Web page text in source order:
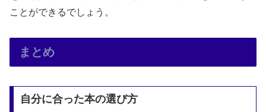
ことができるでしょう。
まとめ
自分に合った本の選び方